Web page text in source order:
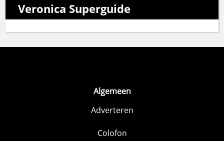
Veronica Superguide
Algemeen
Adverteren
Colofon